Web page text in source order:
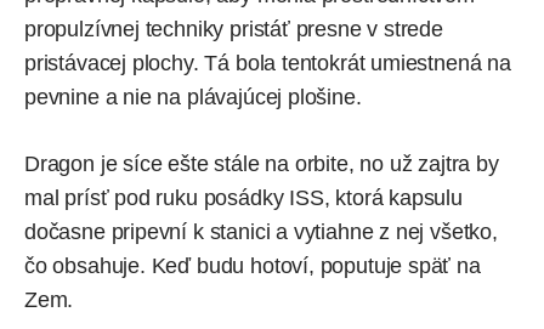
propulzívnej techniky pristáť presne v strede
pristávacej plochy. Tá bola tentokrát umiestnená na
pevnine a nie na plávajúcej plošine.
Dragon je síce ešte stále na orbite, no už zajtra by
mal prísť pod ruku posádky ISS, ktorá kapsulu
dočasne pripevní k stanici a vytiahne z nej všetko,
čo obsahuje. Keď budu hotoví, poputuje späť na
Zem.